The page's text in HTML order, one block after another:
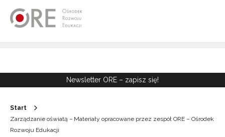
Newsletter ORE – zapisz się!
Start
Zarządzanie oświatą − Materiały opracowane przez zespół ORE – Ośrodek
Rozwoju Edukacji